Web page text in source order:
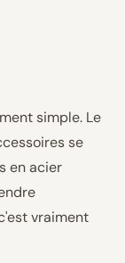
simple. Le
se
en acier
vraiment